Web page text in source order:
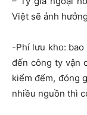
Việt sẽ ảnh
-Phí lưu kho:
đến công ty vận
kiểm đếm, đóng
nhiều nguồn thì